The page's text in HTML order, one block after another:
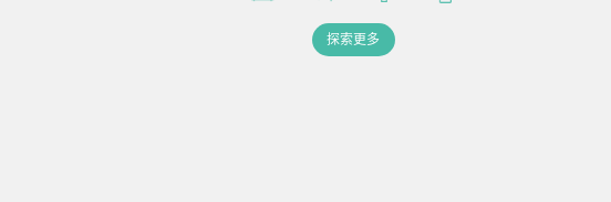
探索更多